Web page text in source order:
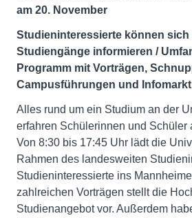
am 20. November
Studieninteressierte können
Studiengänge informieren /
Programm mit Vorträgen,
Campusführungen und Infomarkt
Alles rund um ein Studium an der
erfahren Schülerinnen und Schüler
Von 8:30 bis 17:45 Uhr lädt die
Rahmen des landesweiten
Studieninteressierte ins
zahlreichen Vorträgen stellt die
Studienangebot vor. Außerdem